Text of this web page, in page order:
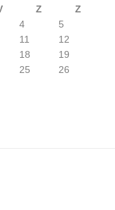
Z
Z
4
5
11
12
18
19
25
26